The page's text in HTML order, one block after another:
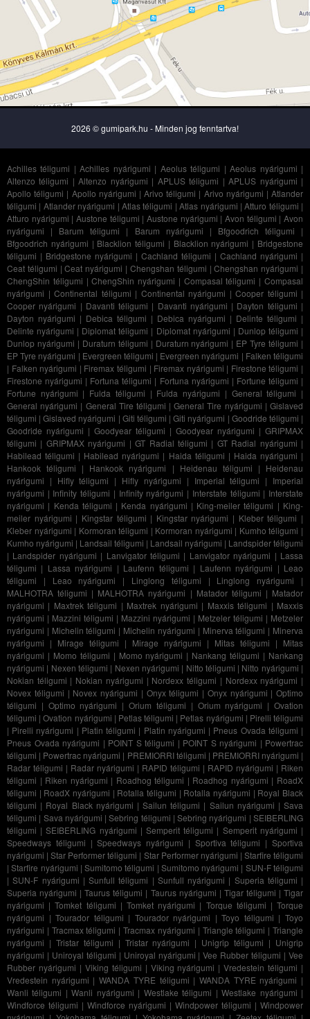
2026 © gumipark.hu - Minden jog fenntartva!
Achilles téligumi |Achilles nyárigumi | Aeolus téligumi |Aeolus nyárigumi |
Altenzo téligumi |Altenzo nyárigumi | APLUS téligumi |APLUS nyárigumi |
Apollo téligumi | Apollo nyárigumi |Arivo téligumi | Arivo nyárigumi |Atlander
téligumi | Atlander nyárigumi | Atlas téligumi |Atlas nyárigumi |Atturo téligumi |
Atturo nyárigumi |Austone téligumi |Austone nyárigumi |Avon téligumi |Avon
nyárigumi | Barum téligumi | Barum nyárigumi | Bfgoodrich téligumi |
Bfgoodrich nyárigumi | Blacklion téligumi | Blacklion nyárigumi | Bridgestone
téligumi | Bridgestone nyárigumi | Cachland téligumi | Cachland nyárigumi |
Ceat téligumi |Ceat nyárigumi | Chengshan téligumi |Chengshan nyárigumi |
ChengShin téligumi |ChengShin nyárigumi | Compasal téligumi |Compasal
nyárigumi | Continental téligumi | Continental nyárigumi | Cooper téligumi |
Cooper nyárigumi | Davanti téligumi | Davanti nyárigumi | Dayton téligumi |
Dayton nyárigumi | Debica téligumi | Debica nyárigumi | Delinte téligumi |
Delinte nyárigumi | Diplomat téligumi | Diplomat nyárigumi | Dunlop téligumi |
Dunlop nyárigumi | Duraturn téligumi | Duraturn nyárigumi | EP Tyre téligumi |
EP Tyre nyárigumi | Evergreen téligumi | Evergreen nyárigumi | Falken téligumi
| Falken nyárigumi | Firemax téligumi | Firemax nyárigumi | Firestone téligumi |
Firestone nyárigumi | Fortuna téligumi | Fortuna nyárigumi | Fortune téligumi |
Fortune nyárigumi | Fulda téligumi | Fulda nyárigumi | General téligumi |
General nyárigumi | General Tire téligumi |General Tire nyárigumi |Gislaved
téligumi |Gislaved nyárigumi | Giti téligumi |Giti nyárigumi | Goodride téligumi |
Goodride nyárigumi | Goodyear téligumi | Goodyear nyárigumi | GRIPMAX
téligumi | GRIPMAX nyárigumi |GT Radial téligumi | GT Radial nyárigumi |
Habilead téligumi | Habilead nyárigumi | Haida téligumi | Haida nyárigumi |
Hankook téligumi | Hankook nyárigumi | Heidenau téligumi | Heidenau
nyárigumi | Hifly téligumi | Hifly nyárigumi | Imperial téligumi | Imperial
nyárigumi | Infinity téligumi | Infinity nyárigumi | Interstate téligumi | Interstate
nyárigumi | Kenda téligumi | Kenda nyárigumi | King-meiler téligumi | King-
meiler nyárigumi | Kingstar téligumi | Kingstar nyárigumi | Kleber téligumi |
Kleber nyárigumi | Kormoran téligumi | Kormoran nyárigumi | Kumho téligumi |
Kumho nyárigumi | Landsail téligumi | Landsail nyárigumi | Landspider téligumi
| Landspider nyárigumi | Lanvigator téligumi | Lanvigator nyárigumi | Lassa
téligumi | Lassa nyárigumi | Laufenn téligumi | Laufenn nyárigumi | Leao
téligumi | Leao nyárigumi | Linglong téligumi | Linglong nyárigumi |
MALHOTRA téligumi | MALHOTRA nyárigumi | Matador téligumi | Matador
nyárigumi | Maxtrek téligumi | Maxtrek nyárigumi | Maxxis téligumi | Maxxis
nyárigumi | Mazzini téligumi | Mazzini nyárigumi | Metzeler téligumi | Metzeler
nyárigumi | Michelin téligumi | Michelin nyárigumi | Minerva téligumi | Minerva
nyárigumi | Mirage téligumi | Mirage nyárigumi | Mitas téligumi | Mitas
nyárigumi | Momo téligumi | Momo nyárigumi | Nankang téligumi | Nankang
nyárigumi | Nexen téligumi | Nexen nyárigumi | Nitto téligumi | Nitto nyárigumi |
Nokian téligumi | Nokian nyárigumi | Nordexx téligumi | Nordexx nyárigumi |
Novex téligumi | Novex nyárigumi | Onyx téligumi | Onyx nyárigumi | Optimo
téligumi | Optimo nyárigumi |Orium téligumi | Orium nyárigumi |Ovation
téligumi |Ovation nyárigumi | Petlas téligumi | Petlas nyárigumi | Pirelli téligumi
| Pirelli nyárigumi | Platin téligumi | Platin nyárigumi | Pneus Ovada téligumi |
Pneus Ovada nyárigumi | POINT S téligumi | POINT S nyárigumi | Powertrac
téligumi | Powertrac nyárigumi | PREMIORRI téligumi | PREMIORRI nyárigumi |
Radar téligumi | Radar nyárigumi | RAPID téligumi | RAPID nyárigumi | Riken
téligumi | Riken nyárigumi | Roadhog téligumi | Roadhog nyárigumi | RoadX
téligumi | RoadX nyárigumi | Rotalla téligumi | Rotalla nyárigumi | Royal Black
téligumi | Royal Black nyárigumi |Sailun téligumi | Sailun nyárigumi |Sava
téligumi | Sava nyárigumi |Sebring téligumi |Sebring nyárigumi |SEIBERLING
téligumi |SEIBERLING nyárigumi |Semperit téligumi | Semperit nyárigumi |
Speedways téligumi |Speedways nyárigumi | Sportiva téligumi |Sportiva
nyárigumi |Star Performer téligumi | Star Performer nyárigumi | Starfire téligumi
|Starfire nyárigumi |Sumitomo téligumi | Sumitomo nyárigumi | SUN-F téligumi
|SUN-F nyárigumi | Sunfull téligumi | Sunfull nyárigumi | Superia téligumi |
Superia nyárigumi |Taurus téligumi | Taurus nyárigumi | Tigar téligumi |Tigar
nyárigumi |Tomket téligumi | Tomket nyárigumi | Torque téligumi |Torque
nyárigumi |Tourador téligumi | Tourador nyárigumi |Toyo téligumi |Toyo
nyárigumi | Tracmax téligumi |Tracmax nyárigumi | Triangle téligumi |Triangle
nyárigumi | Tristar téligumi | Tristar nyárigumi | Unigrip téligumi | Unigrip
nyárigumi | Uniroyal téligumi | Uniroyal nyárigumi |Vee Rubber téligumi |Vee
Rubber nyárigumi | Viking téligumi | Viking nyárigumi |Vredestein téligumi |
Vredestein nyárigumi |WANDA TYRE téligumi | WANDA TYRE nyárigumi |
Wanli téligumi |Wanli nyárigumi | Westlake téligumi |Westlake nyárigumi |
Windforce téligumi | Windforce nyárigumi | Windpower téligumi | Windpower